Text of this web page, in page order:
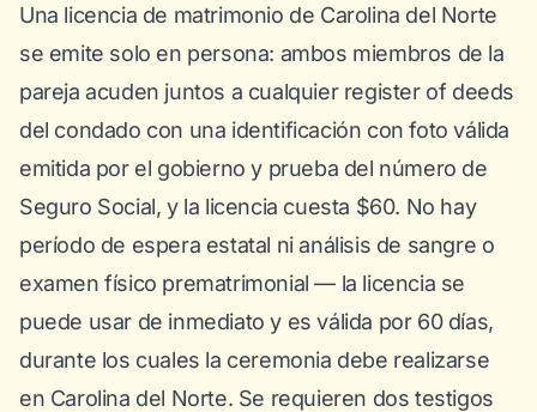
Una licencia de matrimonio de Carolina del Norte
se emite solo en persona: ambos miembros de la
pareja acuden juntos a cualquier register of deeds
del condado con una identificación con foto válida
emitida por el gobierno y prueba del número de
Seguro Social, y la licencia cuesta $60. No hay
período de espera estatal ni análisis de sangre o
examen físico prematrimonial — la licencia se
puede usar de inmediato y es válida por 60 días,
durante los cuales la ceremonia debe realizarse
en Carolina del Norte. Se requieren dos testigos